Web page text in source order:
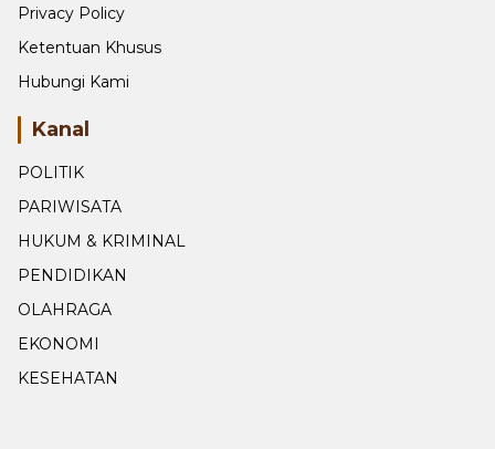
Ketentuan Khusus
Hubungi Kami
POLITIK
PARIWISATA
HUKUM & KRIMINAL
PENDIDIKAN
OLAHRAGA
EKONOMI
KESEHATAN